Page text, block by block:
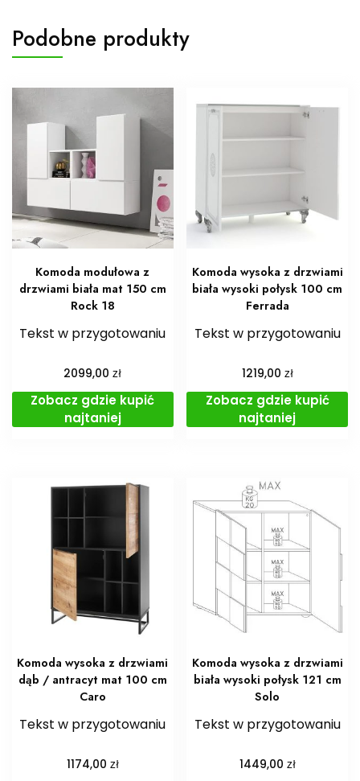
Podobne produkty
Komoda modułowa z
drzwiami biała mat 150 cm
Rock 18
Tekst w przygotowaniu
2099,00zł
Zobacz gdzie kupić
najtaniej
Komoda wysoka z drzwiami
biała wysoki połysk 100 cm
Ferrada
Tekst w przygotowaniu
1219,00 zł
Zobacz gdzie kupić
najtaniej
Komoda wysoka z drzwiami
dąb / antracyt mat 100 cm
Caro
Tekst w przygotowaniu
1174,00 zł
Komoda wysoka z drzwiami
biała wysoki połysk 121 cm
Solo
Tekst w przygotowaniu
1449,00 zł